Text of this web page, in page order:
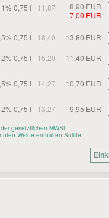
0,75 l 11,87
8,90 EUR
7,00 EUR
0,75 l 18,40 13,80 EUR
0,75 l 15,20 11,40 EUR
0,75 l 14,27 10,70 EUR
0,75 l 13,27 9,95 EUR
gesetztlichen MWSt.
Weine enthalten Sulfite.